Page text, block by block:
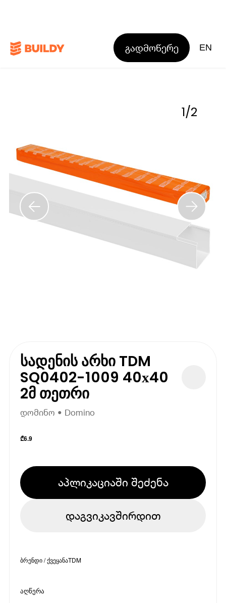
გადმოწერე EN
1/2
სადენის არხი TDM
SQ0402-1009 40х40
2მ თეთრი
დომინო • Domino
₾6.9
აპლიკაციაში შეძენა
დაგვიკავშირდით
ბრენდი / ქვეყანაTDM
აღწერა